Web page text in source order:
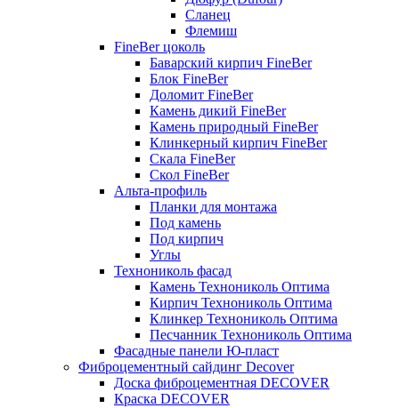
Сланец
Флемиш
FineBer цоколь
Баварский кирпич FineBer
Блок FineBer
Доломит FineBer
Камень дикий FineBer
Камень природный FineBer
Клинкерный кирпич FineBer
Скала FineBer
Скол FineBer
Альта-профиль
Планки для монтажа
Под камень
Под кирпич
Углы
Технониколь фасад
Камень Технониколь Оптима
Кирпич Технониколь Оптима
Клинкер Технониколь Оптима
Песчанник Технониколь Оптима
Фасадные панели Ю-пласт
Фиброцементный сайдинг Decover
Доска фиброцементная DECOVER
Краска DECOVER